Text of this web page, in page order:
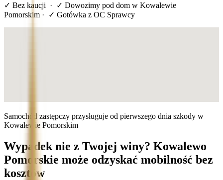
✓ Bez kaucji · ✓ Dowozimy pod dom w Kowalewie
Pomorskim · ✓ Gotówka z OC Sprawcy
Samochód zastępczy przysługuje od pierwszego dnia szkody w
Kowalewie Pomorskim
Wypadek nie z Twojej winy? Kowalewo
Pomorskie może odzyskać mobilność bez
kosztów